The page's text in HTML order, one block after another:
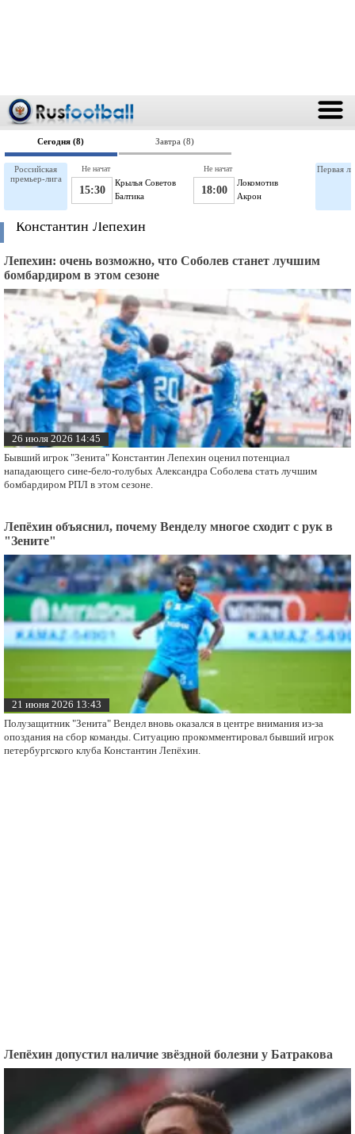
Сегодня (8) Завтра (8)
Российская
премьер-лига
Крылья Советов
15:30 Балтика
Не начат
Локомотив
18:00 Акрон
Не начат Первая
Константин Лепехин
Лепехин: очень возможно, что Соболев станет лучшим
бомбардиром в этом сезоне
26 июля 2026 14:45
Бывший игрок "Зенита" Константин Лепехин оценил потенциал
нападающего сине-бело-голубых Александра Соболева стать лучшим
бомбардиром РПЛ в этом сезоне.
Лепёхин объяснил, почему Венделу многое сходит с рук в
"Зените"
21 июня 2026 13:43
Полузащитник "Зенита" Вендел вновь оказался в центре внимания из-за
опоздания на сбор команды. Ситуацию прокомментировал бывший игрок
петербургского клуба Константин Лепёхин.
Лепёхин допустил наличие звёздной болезни у Батракова